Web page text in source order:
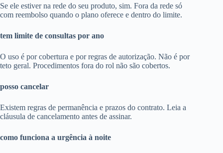
Se ele estiver na rede do seu produto, sim. Fora da rede só
com reembolso quando o plano oferece e dentro do limite.
tem limite de consultas por ano
O uso é por cobertura e por regras de autorização. Não é por
teto geral. Procedimentos fora do rol não são cobertos.
posso cancelar
Existem regras de permanência e prazos do contrato. Leia a
cláusula de cancelamento antes de assinar.
como funciona a urgência à noite